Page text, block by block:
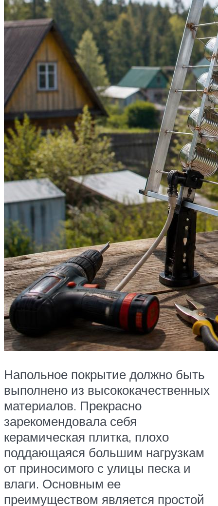
Напольное покрытие должно быть
выполнено из высококачественных
материалов. Прекрасно
зарекомендовала себя
керамическая плитка, плохо
поддающаяся большим нагрузкам
от приносимого с улицы песка и
влаги. Основным ее
преимуществом является простой